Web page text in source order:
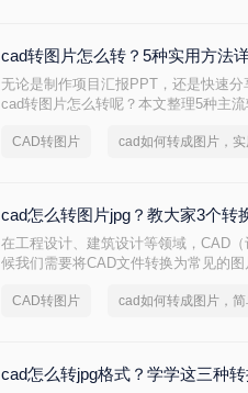
cad转图片怎么转？5种实用方法详
无论是制作项目汇报PPT，还是快速
cad转图片怎么转呢？本文整理5种主
CAD转图片
cad怎么转图片jpg？教大家3个转
在工程设计、建筑设计等领域，CAD
候我们需要将CAD文件转换为常见的
CAD转图片
cad怎么转jpg格式？学学这三种转